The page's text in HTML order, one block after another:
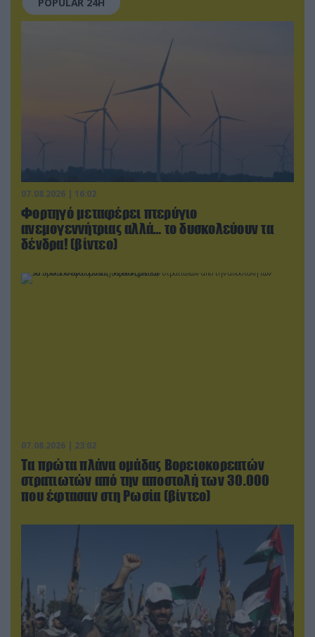
07.08.2026 | 16:02
Φορτηγό μεταφέρει πτερύγιο
ανεμογεννήτριας αλλά… το δυσκολεύουν τα
δένδρα! (βίντεο)
07.08.2026 | 23:02
Τα πρώτα πλάνα ομάδας Βορειοκορεατών
στρατιωτών από την αποστολή των 30.000
που έφτασαν στη Ρωσία (βίντεο)